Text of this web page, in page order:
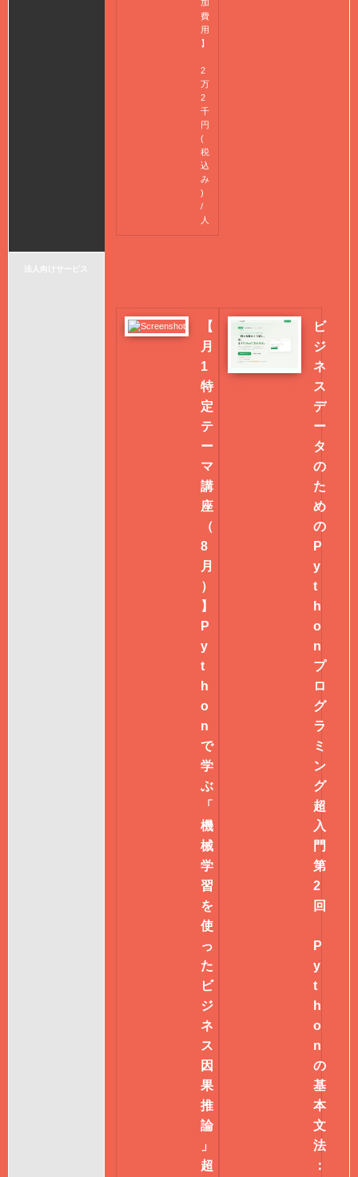
法人向けサービス
加
費
用
】
2
万
2
千
円
(
税
込
み
)
/
人
【
月
1
特
定
テ
ー
マ
講
座
（
8
月
）
】
P
y
t
h
o
n
で
学
ぶ
「
機
械
学
習
を
使
っ
た
ビ
ジ
ネ
ス
因
果
推
論
」
超
ビ
ジ
ネ
ス
デ
ー
タ
の
た
め
の
P
y
t
h
o
n
プ
ロ
グ
ラ
ミ
ン
グ
超
入
門
第
2
回
P
y
t
h
o
n
の
基
本
文
法
：